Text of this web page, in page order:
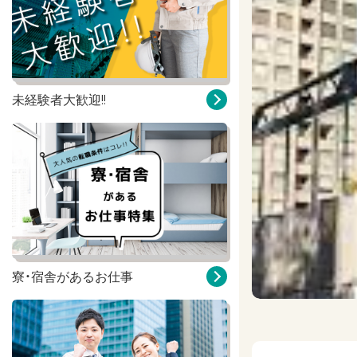
未経験者大歓迎!!
寮・宿舎があるお仕事